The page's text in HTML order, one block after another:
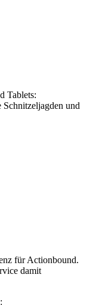
Tablets:
und
für Actionbound.
damit